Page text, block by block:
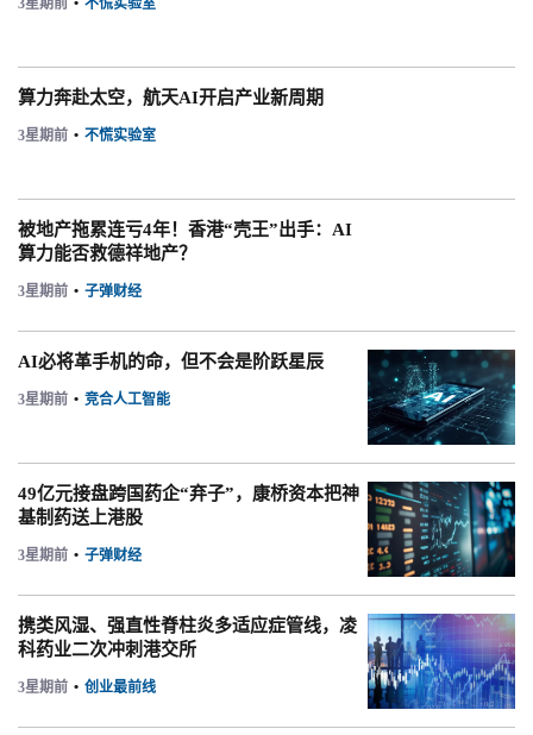
3星期前 • 不慌实验室
算力奔赴太空，航天AI开启产业新周期
3星期前 • 不慌实验室
被地产拖累连亏4年！香港“壳王”出手：AI
算力能否救德祥地产？
3星期前 • 子弹财经
AI必将革手机的命，但不会是阶跃星辰
3星期前 • 竞合人工智能
49亿元接盘跨国药企“弃子”，康桥资本把神
基制药送上港股
3星期前 • 子弹财经
携类风湿、强直性脊柱炎多适应症管线，凌
科药业二次冲刺港交所
3星期前 • 创业最前线